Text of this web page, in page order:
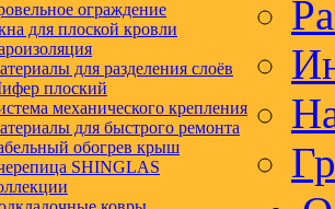
ограждение
для плоской кровли
для разделения слоёв
плоский
механического крепления
для быстрого ремонта
обогрев крыш
SHINGLAS